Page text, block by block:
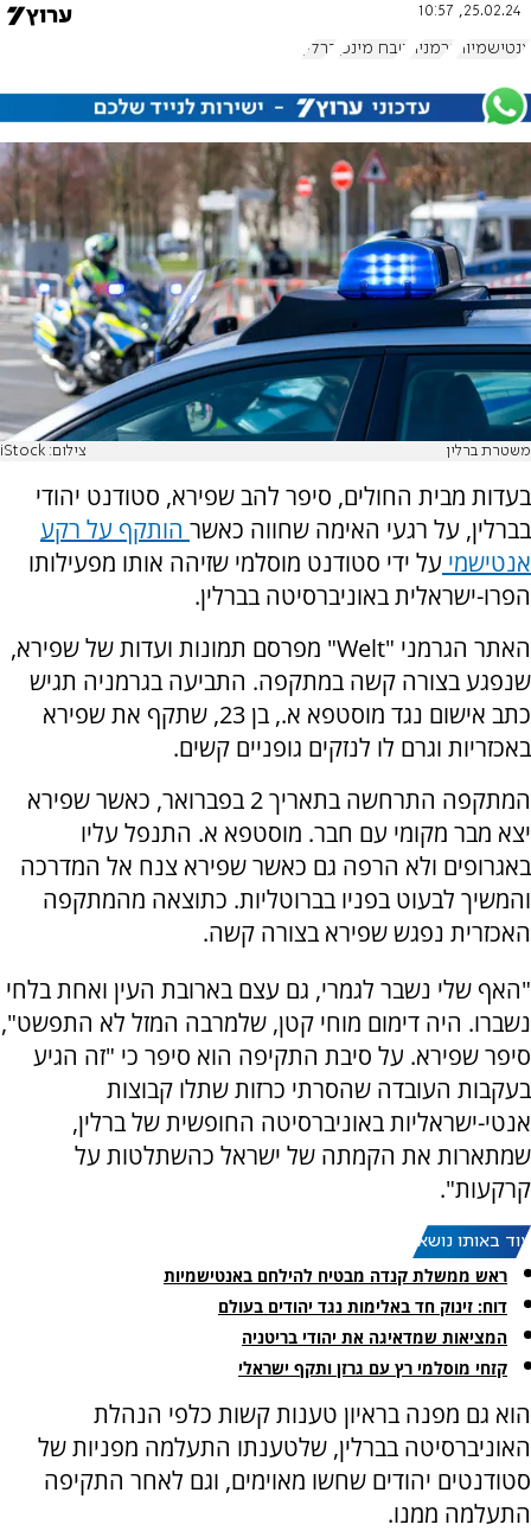
25.02.24, 10:57
אנטישמיות גרמניה טבח מינכן ברלין
משטרת ברלין צילום: iStock
בעדות מבית החולים, סיפר להב שפירא, סטודנט יהודי
בברלין, על רגעי האימה שחווה כאשר הותקף על רקע
אנטישמי על ידי סטודנט מוסלמי שזיהה אותו מפעילותו
הפרו-ישראלית באוניברסיטה בברלין.
האתר הגרמני "Welt" מפרסם תמונות ועדות של שפירא,
שנפגע בצורה קשה במתקפה. התביעה בגרמניה תגיש
כתב אישום נגד מוסטפא א., בן 23, שתקף את שפירא
באכזריות וגרם לו לנזקים גופניים קשים.
המתקפה התרחשה בתאריך 2 בפברואר, כאשר שפירא
יצא מבר מקומי עם חבר. מוסטפא א. התנפל עליו
באגרופים ולא הרפה גם כאשר שפירא צנח אל המדרכה
והמשיך לבעוט בפניו בברוטליות. כתוצאה מהמתקפה
האכזרית נפגש שפירא בצורה קשה.
"האף שלי נשבר לגמרי, גם עצם בארובת העין ואחת בלחי
נשברו. היה דימום מוחי קטן, שלמרבה המזל לא התפשט",
סיפר שפירא. על סיבת התקיפה הוא סיפר כי "זה הגיע
בעקבות העובדה שהסרתי כרזות שתלו קבוצות
אנטי-ישראליות באוניברסיטה החופשית של ברלין,
שמתארות את הקמתה של ישראל כהשתלטות על
קרקעות".
עוד באותו נושא:
ראש ממשלת קנדה מבטיח להילחם באנטישמיות
דוח: זינוק חד באלימות נגד יהודים בעולם
המציאות שמדאיגה את יהודי בריטניה
קזחי מוסלמי רץ עם גרזן ותקף ישראלי
הוא גם מפנה בראיון טענות קשות כלפי הנהלת
האוניברסיטה בברלין, שלטענתו התעלמה מפניות של
סטודנטים יהודים שחשו מאוימים, וגם לאחר התקיפה
התעלמה ממנו.